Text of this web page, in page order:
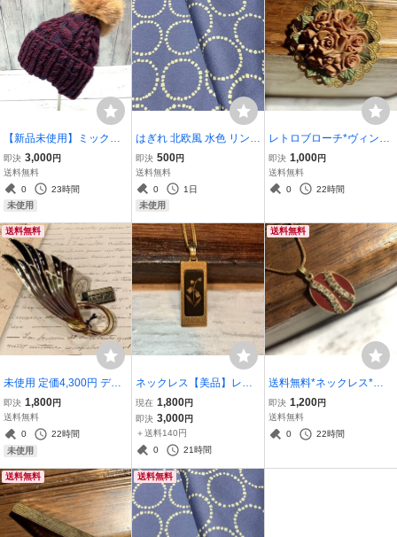
【新品未使用】ミックス
編みニット帽 ファーポ
ンポン取り外し可 アクリ
ル 28cm 紫 ST_B1①
即決 3,000円
送料無料
0
23時間
未使用
はぎれ 北欧風 水色 リング
ドット柄 約53cm×20cm n
ina 日本製 コットン 布 布
地 ハンドメイド 手作り
〈送料無料〉
即決 500円
送料無料
0
1日
未使用
レトロブローチ*ヴィンテ
ージ*お花*送料無料*バラ
ヴィンテージアクセサリ
ー ブローチ コサージュ
即決 1,000円
送料無料
0
22時間
送料無料
未使用 定価4,300円 デッ
ドストック ブローチ ヴィ
ンテージ CR_J3ビンテ
ージ アクセサリー ツバメ
燕 セビアン 送料無料
即決 1,800円
送料無料
0
22時間
未使用
ネックレス【美品】レト
ロネックレス ペンダント
鈴蘭模様 すずらん 黒×ゴ
ールド〈used〉ST_M2 ア
クセサリー ブラック ゴー
現在 1,800円
即決 3,000円
＋送料140円
0
21時間
送料無料
送料無料*ネックレス*ボ
ール モチーフ*ワンポイン
ト*アクセサリー ペンダン
ト ラインストーン ST_
即決 1,200円
送料無料
0
22時間
送料無料 送料無料